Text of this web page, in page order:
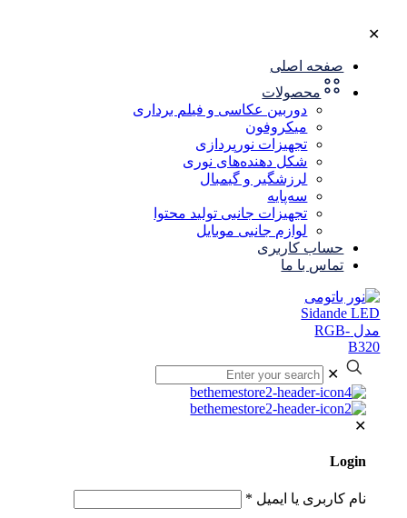
✕
صفحه اصلی
محصولات
دوربین عکاسی و فیلم برداری
میکروفون
تجهیزات نورپردازی
شکل‌ دهنده‌های نوری
لرزشگیر و گیمبال
سه‌پایه
تجهیزات جانبی تولید محتوا
لوازم جانبی موبایل
حساب کاربری
تماس با ما
✕
✕
Login
نام کاربری یا ایمیل *